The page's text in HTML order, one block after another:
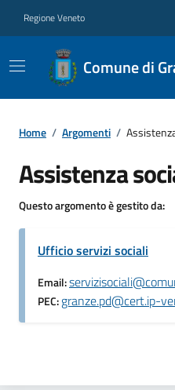
Regione Veneto
Comune di
Home / Argomenti /
Assistenza
Questo argomento è gestito da:
Ufficio servizi sociali
Email:
PEC:granze.pd@cert.ip-